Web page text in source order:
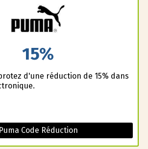
15%
d'une réduction de 15% dans
Puma Code Réduction